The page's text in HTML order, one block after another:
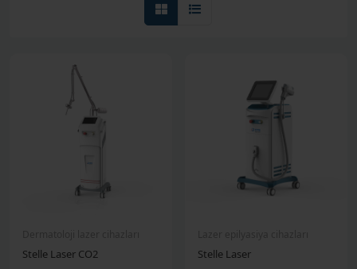
Stelle Laser CO2 Stelle Laser